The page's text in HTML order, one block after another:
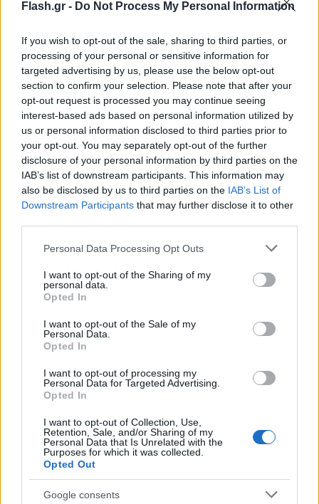
Flash.gr - Do Not Process My Personal Information
If you wish to opt-out of the sale, sharing to third parties, or
processing of your personal or sensitive information for
targeted advertising by us, please use the below opt-out
section to confirm your selection. Please note that after your
opt-out request is processed you may continue seeing
interest-based ads based on personal information utilized by
us or personal information disclosed to third parties prior to
your opt-out. You may separately opt-out of the further
disclosure of your personal information by third parties on the
IAB’s list of downstream participants. This information may
also be disclosed by us to third parties on the IAB’s List of
Downstream Participants that may further disclose it to other
Please note that this website/app uses one or more Google
not limited to your visit or usage behaviour. You may click to
grant or deny consent to Google and its third-party tags to
use your data for below specified purposes in below Google
consent section.
Personal Data Processing Opt Outs
I want to opt-out of the Sharing of my
personal data.
Opted In
I want to opt-out of the Sale of my
Personal Data.
Opted In
I want to opt-out of processing my
Personal Data for Targeted Advertising.
Opted In
I want to opt-out of Collection, Use,
Retention, Sale, and/or Sharing of my
Personal Data that Is Unrelated with the
Purposes for which it was collected.
Opted Out
Google consents
αργότερα, λόγω των lockdowns που είχαν
επιβληθεί για να ανασχεθεί η εξάπλωση της
πανδημίας του νέου κορονοϊού. Όμως κατόπιν,
επανήλθε στο προηγούμενο επίπεδο - και συνέχισε
να επισπεύδεται.
[caption id="attachment_1963810"
align="alignnone" width="1200"]A person holds a
cob of corn in a tent encampment built after the
August 14 earthquake destroyed houses and
Pestel, Haiti August 23, 2021. Picture taken August
23, 2021. REUTERS/Ricardo Arduengo[/caption]
Το σύστημα τροφίμων «έχει τρελαθεί»
βάση έξι διαφορετικές κατηγορίες, «τις
καλλιέργειες, τους βοσκότοπους, τους
απαραίτητους δασικούς χώρους για τα δασικά
προϊόντα, τις ζώνες αλιείας, τις οικοδομημένες
εκτάσεις και τις δασικές εκτάσεις που είναι
απαραίτητες για την απορρόφηση του (διοξειδίου
του) άνθρακα που εκπέμπεται από την καύση